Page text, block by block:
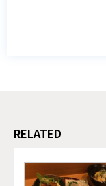
RELATED